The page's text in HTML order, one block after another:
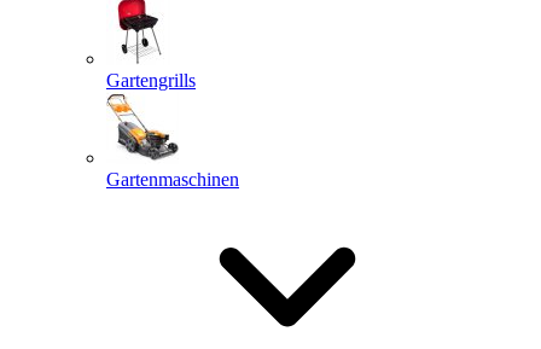
Gartengrills
Gartenmaschinen